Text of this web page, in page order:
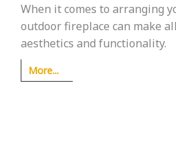
When it comes to arranging
outdoor fireplace can make
aesthetics and functionality.
More...